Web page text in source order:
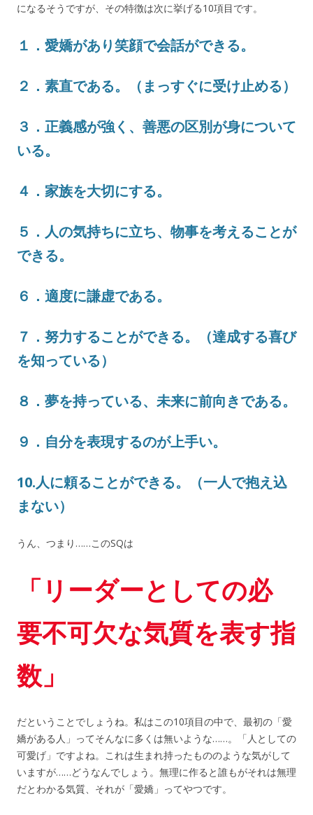
になるそうですが、その特徴は次に挙げる10項目です。
１．愛嬌があり笑顔で会話ができる。
２．素直である。（まっすぐに受け止める）
３．正義感が強く、善悪の区別が身について
いる。
４．家族を大切にする。
５．人の気持ちに立ち、物事を考えることが
できる。
６．適度に謙虚である。
７．努力することができる。（達成する喜び
を知っている）
８．夢を持っている、未来に前向きである。
９．自分を表現するのが上手い。
10.人に頼ることができる。（一人で抱え込
まない）
うん、つまり……このSQは
「リーダーとしての必
要不可欠な気質を表す指
数」
だということでしょうね。私はこの10項目の中で、最初の「愛
嬌がある人」ってそんなに多くは無いような……。「人としての
可愛げ」ですよね。これは生まれ持ったもののような気がして
いますが……どうなんでしょう。無理に作ると誰もがそれは無理
だとわかる気質、それが「愛嬌」ってやつです。